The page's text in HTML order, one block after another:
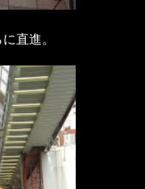
直進。